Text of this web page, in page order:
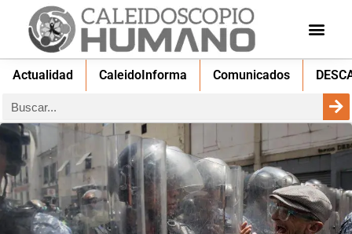
Actualidad CaleidoInforma Comunicados